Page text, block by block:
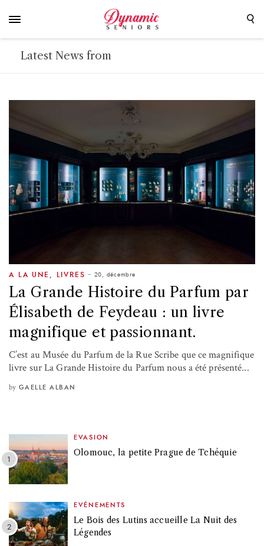
Latest News from
A LA UNE LIVRES 20, décembre
La Grande Histoire du Parfum par
Élisabeth de Feydeau : un livre
magnifique et passionnant.
C’est au Musée du Parfum de la Rue Scribe que ce magnifique
livre sur La Grande Histoire du Parfum nous a été présenté...
by GAELLE ALBAN
EVASION
Olomouc, la petite Prague de Tchéquie
EVÉNEMENTS
Le Bois des Lutins accueille La Nuit des
Légendes